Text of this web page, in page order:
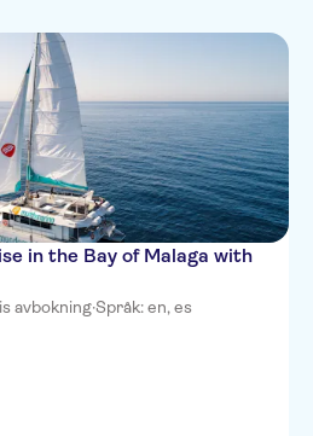
in the Bay of Malaga with
avbokning·Språk: en, es